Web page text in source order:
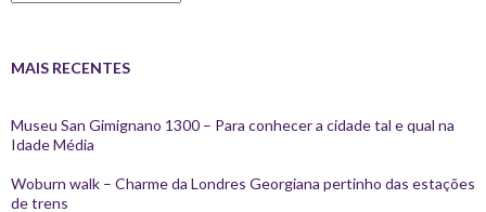
MAIS RECENTES
Museu San Gimignano 1300 – Para conhecer a cidade tal e qual na
Idade Média
Woburn walk – Charme da Londres Georgiana pertinho das estações
de trens